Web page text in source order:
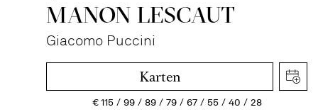
MANON LESCAUT
Giacomo Puccini
Karten
€115 99 89 79 67 55 40
28